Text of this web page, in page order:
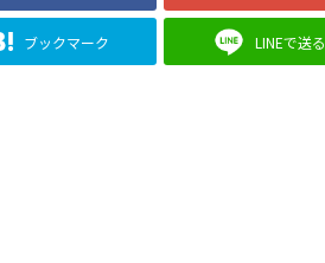
ブックマーク LINEで送る